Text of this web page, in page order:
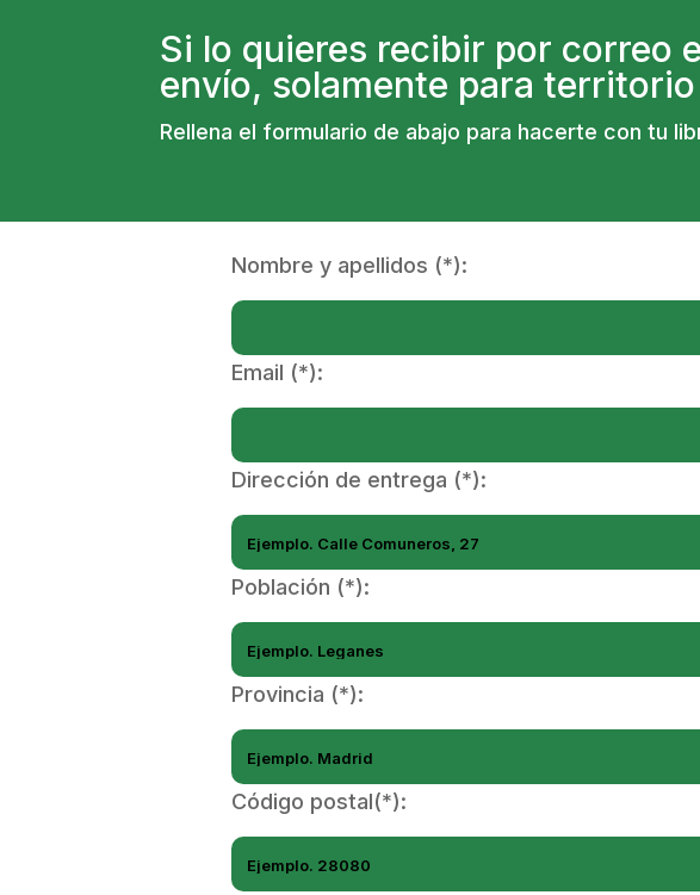
Si lo quieres recibir por correo
envío, solamente para
Rellena el formulario de abajo para hacerte con tu
Nombre y apellidos (*):
Email (*):
Dirección de entrega (*):
Población (*):
Provincia (*):
Código postal(*):